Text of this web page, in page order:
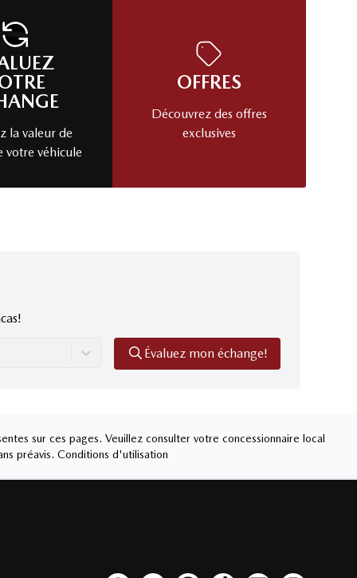
la valeur de
votre véhicule
OFFRES
Découvrez des offres
exclusives
Évaluez mon échange!
sur ces pages. Veuillez consulter votre concessionnaire local
préavis. Conditions d'utilisation